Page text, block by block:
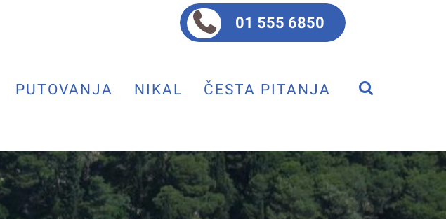
01 555 6850
PUTOVANJA NIKAL ČESTA PITANJA